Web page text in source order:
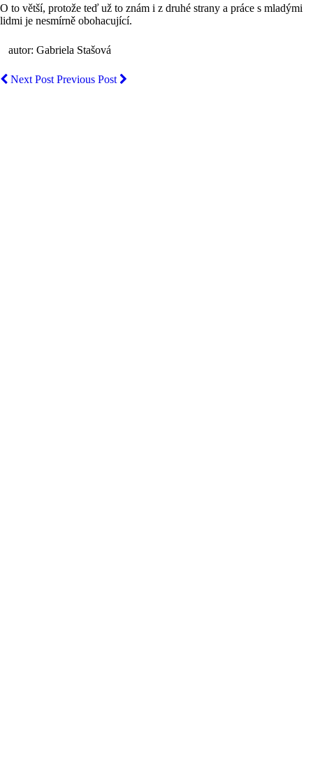
O to větší, protože teď už to znám i z druhé strany a práce s mladými
lidmi je nesmírně obohacující.
autor: Gabriela Stašová
Next Post Previous Post